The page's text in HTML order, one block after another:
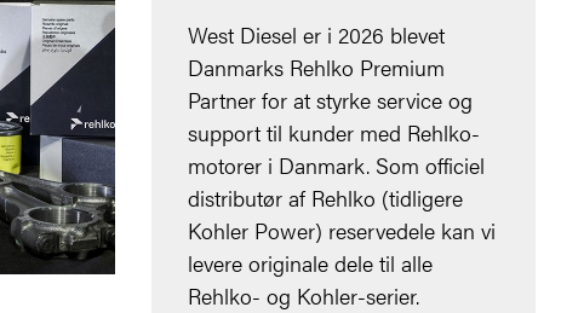
West Diesel er i 2026 blevet
Danmarks Rehlko Premium
Partner for at styrke service og
support til kunder med Rehlko-
motorer i Danmark. Som officiel
distributør af Rehlko (tidligere
Kohler Power) reservedele kan vi
levere originale dele til alle
Rehlko- og Kohler-serier.